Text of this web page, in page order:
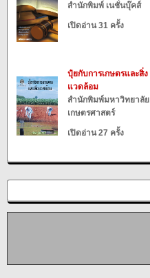
สำนักพิมพ์ เนชั่นบุ๊คส์
เปิดอ่าน 31 ครั้ง
ปุ๋ยกับการเกษตรและสิ่ง
แวดล้อม
สำนักพิมพ์มหาวิทยาลัย
เกษตรศาสตร์
เปิดอ่าน 27 ครั้ง